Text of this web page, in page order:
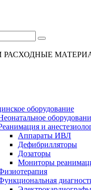
оборудование
и
Аппараты ИВЛ
Дефибрилляторы
Дозаторы
Мониторы